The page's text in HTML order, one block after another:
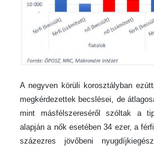
A negyven körüli korosztályban
megkérdezettek becslései, de
mint másfélszereséről szóltak a
alapján a nők esetében 34 ezer, a
százezres jövőbeni